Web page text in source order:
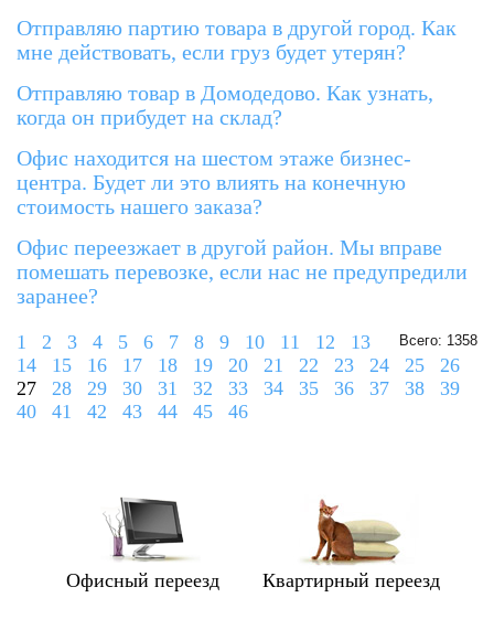
Отправляю партию товара в другой город. Как
мне действовать, если груз будет утерян?
Отправляю товар в Домодедово. Как узнать,
когда он прибудет на склад?
Офис находится на шестом этаже бизнес-
центра. Будет ли это влиять на конечную
стоимость нашего заказа?
Офис переезжает в другой район. Мы вправе
помешать перевозке, если нас не предупредили
заранее?
Всего: 1358
1 2 3 4 5 6 7 8 9 10 11 12
13
14
15 16 17 18 19 20 21 22 23 24 25
26
27
28 29 30 31 32 33 34 35 36 37 38
39
40
41 42 43 44 45 46
Офисный переезд Квартирный переезд